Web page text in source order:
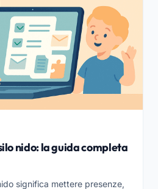
nido: la guida completa
significa mettere presenze,